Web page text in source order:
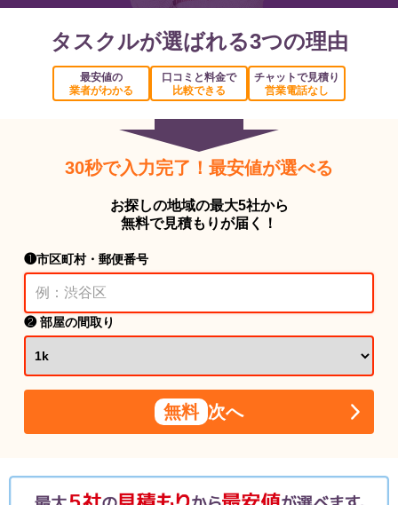
タスクルが選ばれる3つの理由
最安値の
業者がわかる
口コミと料金で
比較できる
チャットで見積り
営業電話なし
30秒で入力完了！最安値が選べる
お探しの地域の最大5社から
無料で見積もりが届く！
❶市区町村・郵便番号
❷ 部屋の間取り
無料 次へ